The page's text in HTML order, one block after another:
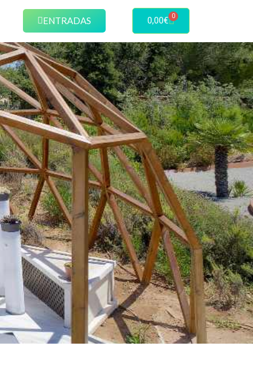
ENTRADAS 0,00€ 0